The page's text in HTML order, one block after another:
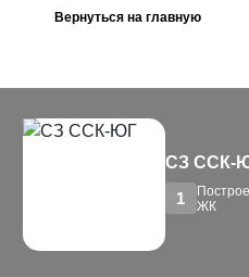
Вернуться на главную
СЗ ССК-
1
ЖК